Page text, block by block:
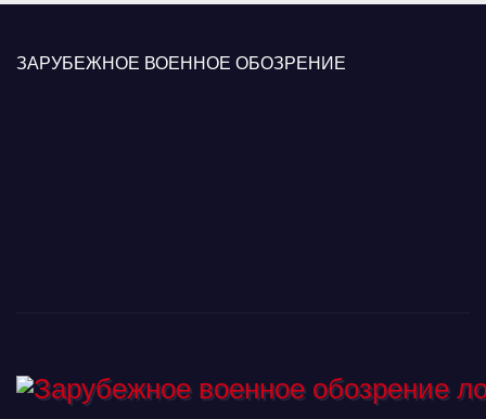
ЗАРУБЕЖНОЕ ВОЕННОЕ ОБОЗРЕНИЕ